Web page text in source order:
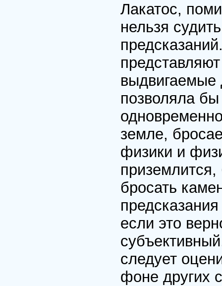
Лакатос,
нельзя
выдвигаемые
позволяла бы
земле,
физики и
бросать
если это
следует
фоне других